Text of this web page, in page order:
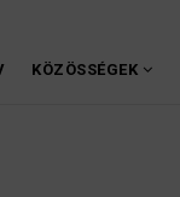
KÖZÖSSÉGEK